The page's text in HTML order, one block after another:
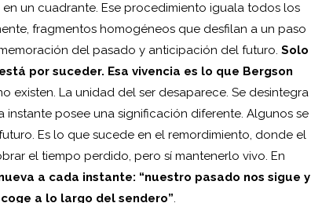
un cuadrante. Ese procedimiento iguala todos los
fragmentos homogéneos que desfilan a un paso
del pasado y anticipación del futuro. Solo
por suceder. Esa vivencia es lo que Bergson
existen. La unidad del ser desaparece. Se desintegra
posee una significación diferente. Algunos se
Es lo que sucede en el remordimiento, donde el
el tiempo perdido, pero sí mantenerlo vivo. En
a cada instante: “nuestro pasado nos sigue y
a lo largo del sendero”.